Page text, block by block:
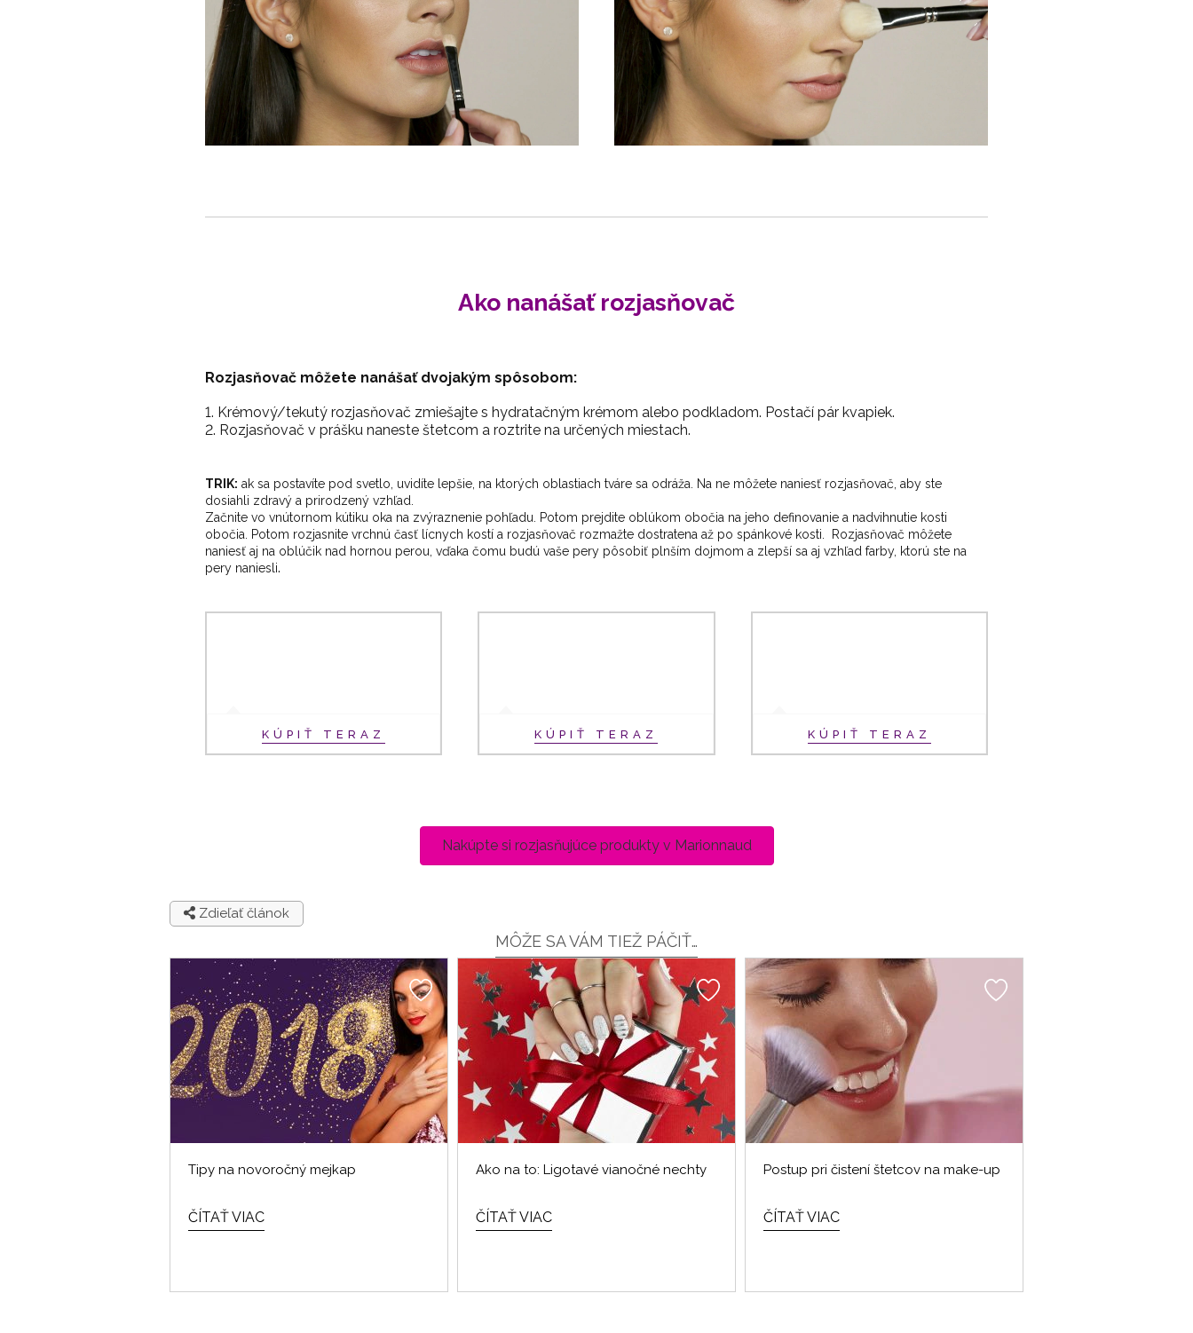
Ako nanášať rozjasňovač
Rozjasňovač môžete nanášať dvojakým spôsobom:
Krémový/tekutý rozjasňovač zmiešajte s hydratačným krémom alebo podkladom. Postačí pár kvapiek.
Rozjasňovač v prášku naneste štetcom a roztrite na určených miestach.
TRIK: ak sa postavíte pod svetlo, uvidíte lepšie, na ktorých oblastiach tváre sa odráža. Na ne môžete naniesť rozjasňovač, aby ste
dosiahli zdravý a prirodzený vzhľad.
Začnite vo vnútornom kútiku oka na zvýraznenie pohľadu. Potom prejdite oblúkom obočia na jeho definovanie a nadvihnutie kosti
obočia. Potom rozjasnite vrchnú časť lícnych kostí a rozjasňovač rozmažte dostratena až po spánkové kosti. Rozjasňovač môžete
naniesť aj na oblúčik nad hornou perou, vďaka čomu budú vaše pery pôsobiť plnším dojmom a zlepší sa aj vzhľad farby, ktorú ste na
pery naniesli.
KÚPIŤ TERAZ KÚPIŤ TERAZ KÚPIŤ TERAZ
Nakúpte si rozjasňujúce produkty v Marionnaud
Zdieľať článok
MÔŽE SA VÁM TIEŽ PÁČIŤ…
Tipy na novoročný mejkap
ČÍTAŤ VIAC
Ako na to: Ligotavé vianočné nechty
ČÍTAŤ VIAC
Postup pri čistení štetcov na make-up
ČÍTAŤ VIAC